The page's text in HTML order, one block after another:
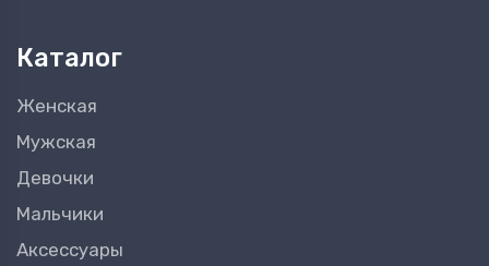
Каталог
Женская
Мужская
Девочки
Мальчики
Аксессуары